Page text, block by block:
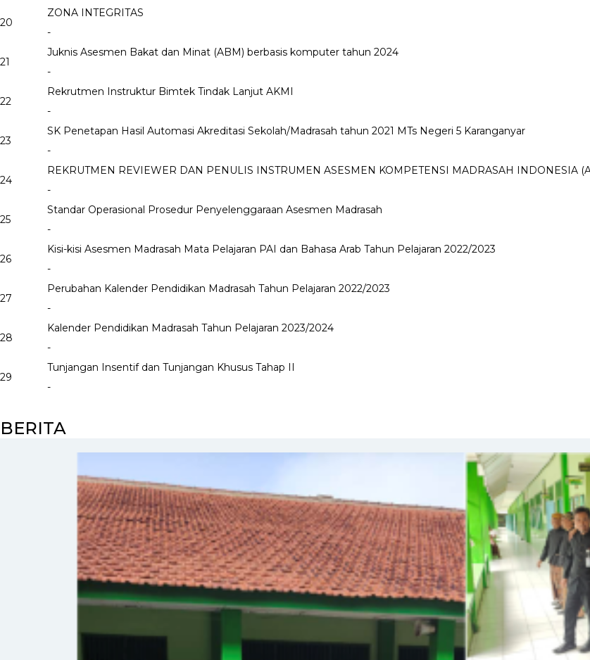
20
ZONA INTEGRITAS
-
21
Juknis Asesmen Bakat dan Minat (ABM) berbasis komputer tahun 2024
-
22
Rekrutmen Instruktur Bimtek Tindak Lanjut AKMI
-
23
SK Penetapan Hasil Automasi Akreditasi Sekolah/Madrasah tahun 2021 MTs Negeri 5 Karanganyar
-
24
REKRUTMEN REVIEWER DAN PENULIS INSTRUMEN ASESMEN KOMPETENSI MADRASAH INDONESIA
-
25
Standar Operasional Prosedur Penyelenggaraan Asesmen Madrasah
-
26
Kisi-kisi Asesmen Madrasah Mata Pelajaran PAI dan Bahasa Arab Tahun Pelajaran 2022/2023
-
27
Perubahan Kalender Pendidikan Madrasah Tahun Pelajaran 2022/2023
-
28
Kalender Pendidikan Madrasah Tahun Pelajaran 2023/2024
-
29
Tunjangan Insentif dan Tunjangan Khusus Tahap II
-
BERITA